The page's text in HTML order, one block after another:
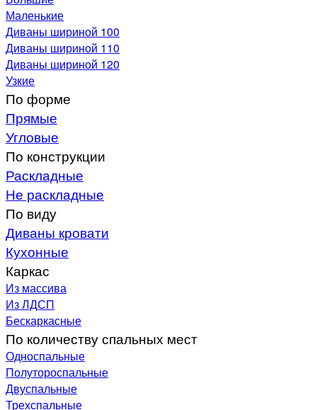
Маленькие
Диваны шириной 100
Диваны шириной 110
Диваны шириной 120
Узкие
По форме
Прямые
Угловые
По конструкции
Раскладные
Не раскладные
По виду
Диваны кровати
Кухонные
Каркас
Из массива
Из ЛДСП
Бескаркасные
По количеству спальных мест
Односпальные
Полутороспальные
Двуспальные
Трехспальные